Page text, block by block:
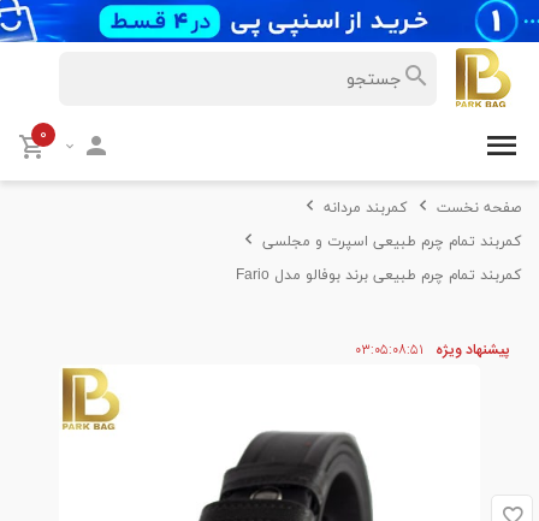
۰
صفحه نخست
کمربند مردانه
کمربند تمام چرم طبیعی اسپرت و مجلسی
کمربند تمام چرم طبیعی برند بوفالو مدل Fario
پیشنهاد ویژه ۰۳۰۵۰۸۵۱